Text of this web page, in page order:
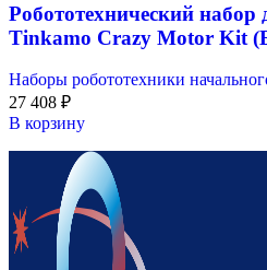
Робототехнический набор
Tinkamo Crazy Motor Kit
Наборы робототехники
27 408 ₽
В корзину